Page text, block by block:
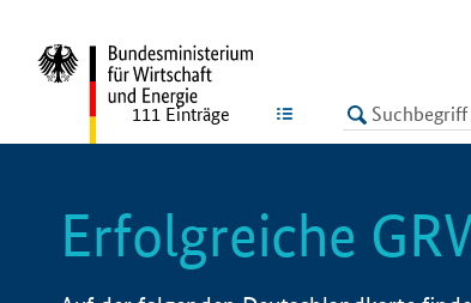
LISTE
111 Einträge
Erfolgreiche